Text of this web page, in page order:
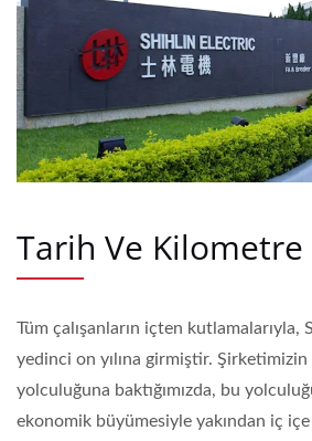
Tarih Ve Kilometre
Tüm çalışanların içten kutlamalarıyla,
yedinci on yılına girmiştir. Şirketimizin
yolculuğuna baktığımızda, bu
ekonomik büyümesiyle yakından iç